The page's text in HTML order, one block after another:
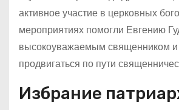
активное участие в церковных
мероприятиях помогли Евгению
высокоуважаемым священником
продвигаться по пути
Избрание